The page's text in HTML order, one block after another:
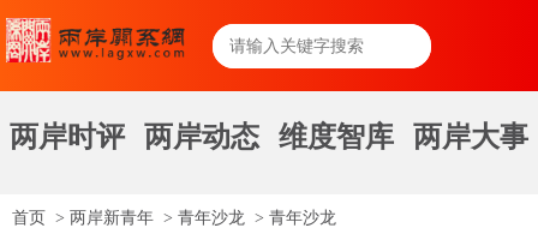
两岸时评 两岸动态 维度智库 两岸大事
首页 > 两岸新青年 > 青年沙龙 > 青年沙龙